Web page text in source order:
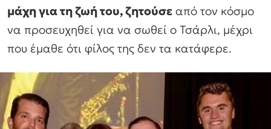
μάχη για τη ζωή του, ζητούσε από τον κόσμο
να προσευχηθεί για να σωθεί ο Τσάρλι, μέχρι
που έμαθε ότι φίλος της δεν τα κατάφερε.